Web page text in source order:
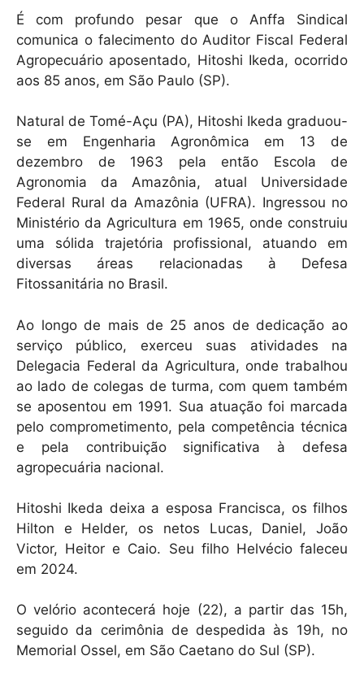
at
s
A
p
p
c
e
b
o
o
k
ai
l
É com profundo pesar que o Anffa Sindical
comunica o falecimento do Auditor Fiscal Federal
Agropecuário aposentado, Hitoshi Ikeda, ocorrido
aos 85 anos, em São Paulo (SP).
Natural de Tomé-Açu (PA), Hitoshi Ikeda graduou-
se em Engenharia Agronômica em 13 de
dezembro de 1963 pela então Escola de
Agronomia da Amazônia, atual Universidade
Federal Rural da Amazônia (UFRA). Ingressou no
Ministério da Agricultura em 1965, onde construiu
uma sólida trajetória profissional, atuando em
diversas áreas relacionadas à Defesa
Fitossanitária no Brasil.
Ao longo de mais de 25 anos de dedicação ao
serviço público, exerceu suas atividades na
Delegacia Federal da Agricultura, onde trabalhou
ao lado de colegas de turma, com quem também
se aposentou em 1991. Sua atuação foi marcada
pelo comprometimento, pela competência técnica
e pela contribuição significativa à defesa
agropecuária nacional.
Hitoshi Ikeda deixa a esposa Francisca, os filhos
Hilton e Helder, os netos Lucas, Daniel, João
Victor, Heitor e Caio. Seu filho Helvécio faleceu
em 2024.
O velório acontecerá hoje (22), a partir das 15h,
seguido da cerimônia de despedida às 19h, no
Memorial Ossel, em São Caetano do Sul (SP).